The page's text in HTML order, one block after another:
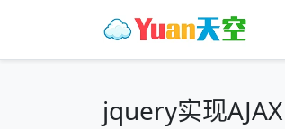
jquery实现